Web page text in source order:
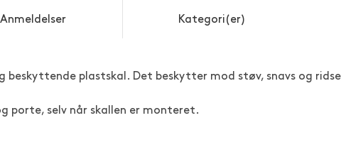
Anmeldelser Kategori(er)
beskyttende plastskal. Det beskytter mod støv, snavs og
porte, selv når skallen er monteret.